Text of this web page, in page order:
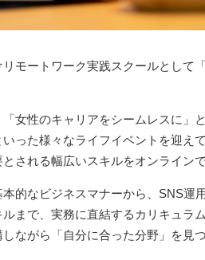
モートワーク実践スクールとして
「女性のキャリアをシームレスに」
った様々なライフイベントを迎え
される幅広いスキルをオンライン
的なビジネスマナーから、SNS運
まで、実務に直結するカリキュラ
ながら「自分に合った分野」を見